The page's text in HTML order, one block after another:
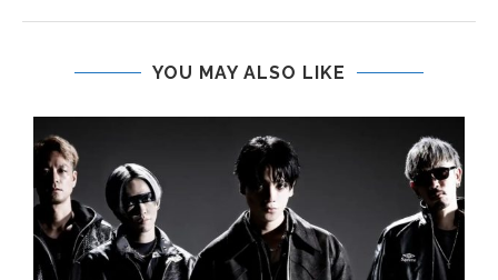
YOU MAY ALSO LIKE